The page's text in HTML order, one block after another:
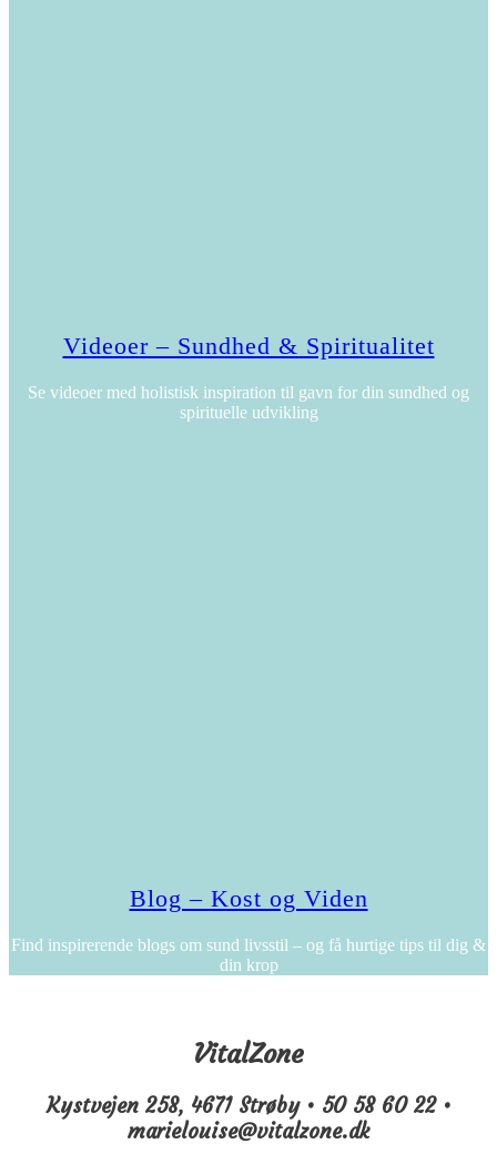
Videoer – Sundhed & Spiritualitet
Se videoer med holistisk inspiration til gavn for din sundhed og
spirituelle udvikling
Blog – Kost og Viden
Find inspirerende blogs om sund livsstil – og få hurtige tips til dig &
din krop
VitalZone
Kystvejen 258, 4671 Strøby • 50 58 60 22 •
marielouise@vitalzone.dk